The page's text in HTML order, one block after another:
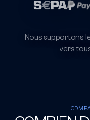
Nous supportons
vers